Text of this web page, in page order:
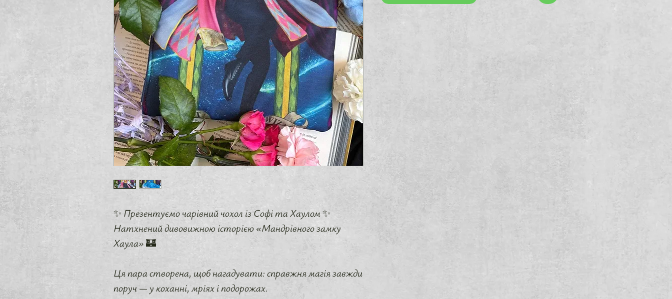
✨ Презентуємо чарівний чохол із Софі та Хаулом ✨
Натхнений дивовижною історією «Мандрівного замку
Хаула» 🏰
Ця пара створена, щоб нагадувати: справжня магія завжди
поруч — у коханні, мріях і подорожах.